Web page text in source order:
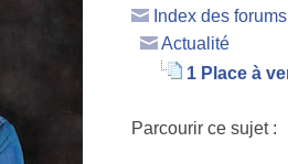
Index des
Actualité
1 Place à
Parcourir ce sujet